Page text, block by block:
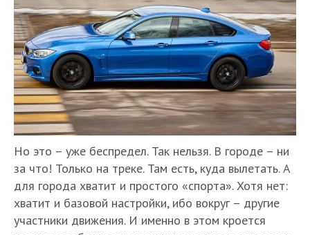
Но это – уже беспредел. Так нельзя. В городе – ни
за что! Только на треке. Там есть, куда вылетать. А
для города хватит и простого «спорта». Хотя нет:
хватит и базовой настройки, ибо вокруг – другие
участники движения. И именно в этом кроется